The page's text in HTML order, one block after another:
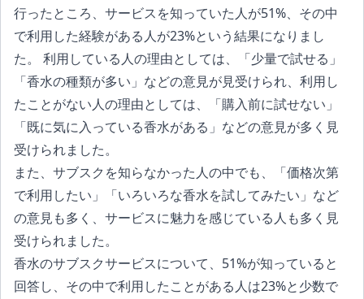
行ったところ、サービスを知っていた人が51%、その中
で利用した経験がある人が23%という結果になりまし
た。 利用している人の理由としては、「少量で試せる」
「香水の種類が多い」などの意見が見受けられ、利用し
たことがない人の理由としては、「購入前に試せない」
「既に気に入っている香水がある」などの意見が多く見
受けられました。
また、サブスクを知らなかった人の中でも、「価格次第
で利用したい」「いろいろな香水を試してみたい」など
の意見も多く、サービスに魅力を感じている人も多く見
受けられました。
香水のサブスクサービスについて、51%が知っていると
回答し、その中で利用したことがある人は23%と少数で